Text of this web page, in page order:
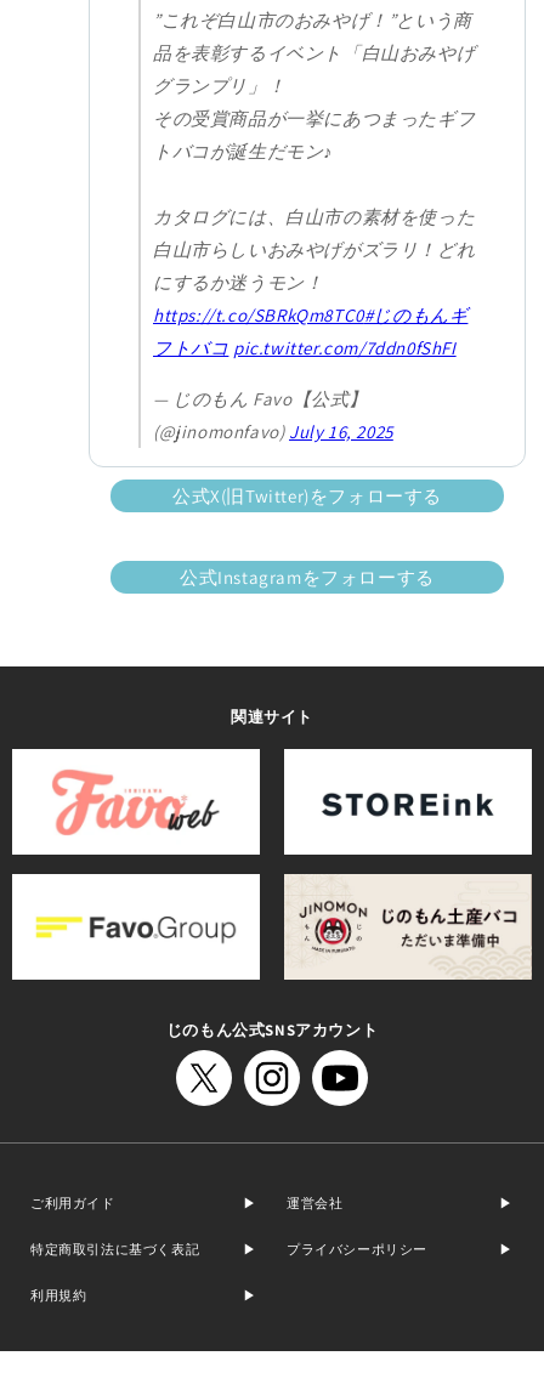
”これぞ白山市のおみやげ！”という商
品を表彰するイベント「白山おみやげ
グランプリ」！
その受賞商品が一挙にあつまったギフ
トバコが誕生だモン♪
カタログには、白山市の素材を使った
白山市らしいおみやげがズラリ！どれ
にするか迷うモン！
https://t.co/SBRkQm8TC0#じのもんギ
フトバコ pic.twitter.com/7ddn0fShFI
— じのもん Favo【公式】
(@jinomonfavo) July 16, 2025
公式X(旧Twitter)をフォローする
公式Instagramをフォローする
関連サイト
じのもん公式SNSアカウント
ご利用ガイド 運営会社
特定商取引法に基づく表記 プライバシーポリシー
利用規約